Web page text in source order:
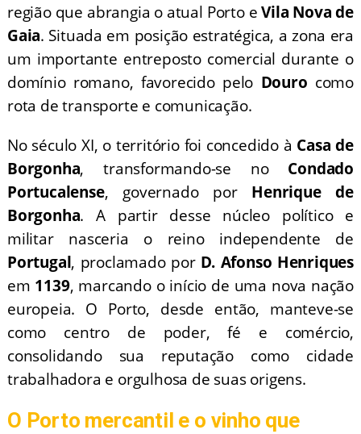
região que abrangia o atual Porto eVila Nova de
Gaia. Situada em posição estratégica, a zona era
um importante entreposto comercial durante o
domínio romano, favorecido pelo Douro como
rota de transporte e comunicação.
No século XI, o território foi concedido à Casa de
Borgonha, transformando-se no Condado
Portucalense, governado por Henrique de
Borgonha. A partir desse núcleo político e
militar nasceria o reino independente de
Portugal, proclamado por D. Afonso Henriques
em 1139, marcando o início de uma nova nação
europeia. O Porto, desde então, manteve-se
como centro de poder, fé e comércio,
consolidando sua reputação como cidade
trabalhadora e orgulhosa de suas origens.
O Porto mercantil e o vinho que